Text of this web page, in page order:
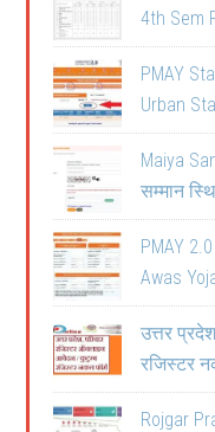
4th Sem
PMAY
Urban
Maiya
सम्मान
PMAY
Awas
उत्तर
रजिस्टर
Rojgar